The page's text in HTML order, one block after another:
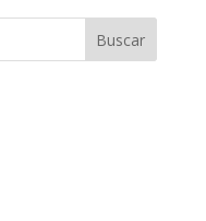
Buscar